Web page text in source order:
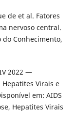
de et al. Fatores
nervoso central.
Conhecimento,
2022 —
Virais e
em: AIDS
Hepatites Virais